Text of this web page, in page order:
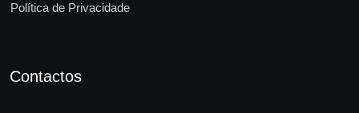
Política de Privacidade
Contactos